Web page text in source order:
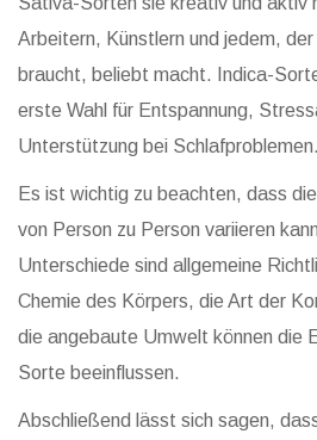
Arbeitern, Künstlern und jedem,
braucht, beliebt macht. Indica-
erste Wahl für Entspannung,
Unterstützung bei Schlafproblemen.
Es ist wichtig zu beachten, dass
von Person zu Person variieren
Unterschiede sind allgemeine
Chemie des Körpers, die Art der
die angebaute Umwelt können die
Sorte beeinflussen.
Abschließend lässt sich sagen,